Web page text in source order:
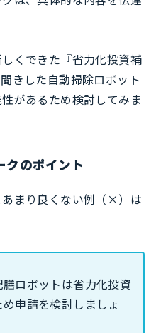
くできた『省力化投資補
きした自動掃除ロボット
があるため検討してみま
クのポイント
あまり良くない例（×）は
ロボットは省力化投資
申請を検討しましょ